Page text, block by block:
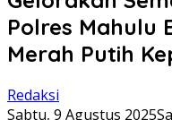
Polres Mahulu
Merah Putih
Redaksi
Sabtu, 9 Agustus 2025